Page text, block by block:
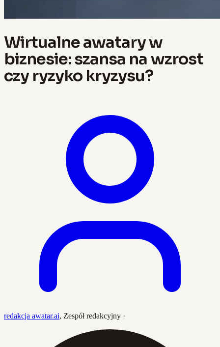
Wirtualne awatary w
biznesie: szansa na wzrost
czy ryzyko kryzysu?
redakcja awatar.ai, Zespół redakcyjny ·